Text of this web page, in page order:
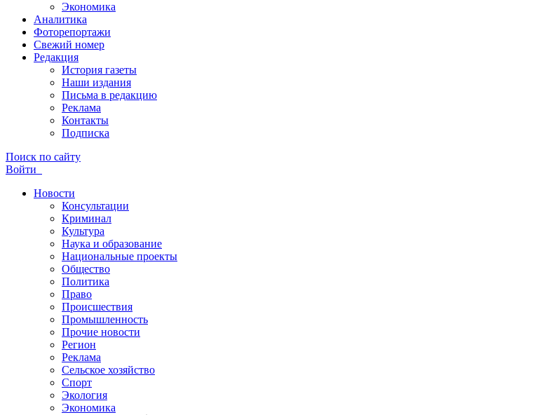
Экономика
Аналитика
Фоторепортажи
Свежий номер
Редакция
История газеты
Наши издания
Письма в редакцию
Реклама
Контакты
Подписка
Поиск по сайту
Войти
Новости
Консультации
Криминал
Культура
Наука и образование
Национальные проекты
Общество
Политика
Право
Происшествия
Промышленность
Прочие новости
Регион
Реклама
Сельское хозяйство
Спорт
Экология
Экономика